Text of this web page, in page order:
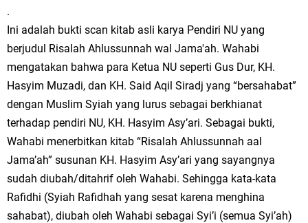
.
Ini adalah bukti scan kitab asli karya Pendiri NU yang
berjudul Risalah Ahlussunnah wal Jama'ah. Wahabi
mengatakan bahwa para Ketua NU seperti Gus Dur, KH.
Hasyim Muzadi, dan KH. Said Aqil Siradj yang “bersahabat”
dengan Muslim Syiah yang lurus sebagai berkhianat
terhadap pendiri NU, KH. Hasyim Asy’ari. Sebagai bukti,
Wahabi menerbitkan kitab “Risalah Ahlussunnah aal
Jama’ah” susunan KH. Hasyim Asy’ari yang sayangnya
sudah diubah/ditahrif oleh Wahabi. Sehingga kata-kata
Rafidhi (Syiah Rafidhah yang sesat karena menghina
sahabat), diubah oleh Wahabi sebagai Syi’i (semua Syi’ah)